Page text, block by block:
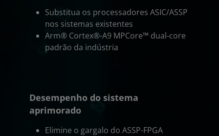
Substitua os processadores ASIC/ASSP
nos sistemas existentes
Arm® Cortex®-A9 MPCore™ dual-core
padrão da indústria
Desempenho do sistema
aprimorado
Elimine o gargalo do ASSP-FPGA